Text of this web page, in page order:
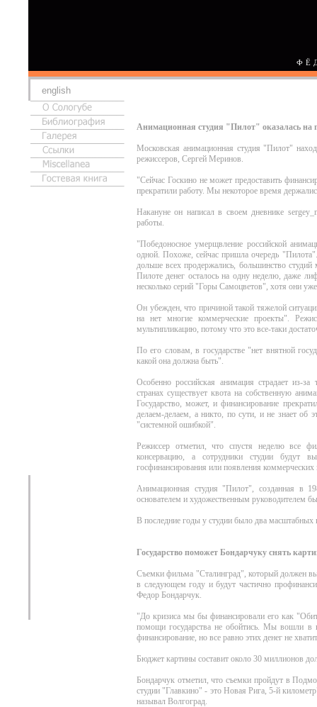
english
Анимационная студия "Пилот" оказалась на
Московская анимационная студия "Пилот"
режиссеров, Сергей Меринов.
"Сейчас Госкино не может предоставить
прекратили работу. Мы некоторое время
Накануне он написал в своем дневнике
работы.
"Победоносное умерщвление российской
одной. Похоже, сейчас пришла очередь
дольше всех продержались, большинство
Пилоте денег осталось на одну неделю, даже
несколько серий "Горы Самоцветов", хотя они
Он убежден, что причиной такой тяжелой
на нет многие коммерческие проекты".
мультипликацию, потому что это все-таки
По его словам, в государстве "нет внятной
какой она должна быть".
Особенно российская анимация страдает из-
странах существует квота на собственную
Государство, может, и финансирование
делаем-делаем, а никто, по сути, и не знает
"системной ошибкой".
Режиссер отметил, что спустя неделю все
консервацию, а сотрудники студии будут
госфинансирования или появления коммерческих
Анимационная студия "Пилот", созданная в
основателем и художественным руководителем
В последние годы у студии было два
Государство поможет Бондарчуку снять
Съемки фильма "Сталинград", который должен
в следующем году и будут частично
Федор Бондарчук.
"До кризиса мы бы финансировали его как
помощи государства не обойтись. Мы вошли в
финансирование, но все равно этих денег не
Бюджет картины составит около 30 миллионов
Бондарчук отметил, что съемки пройдут в
студии "Главкино" - это Новая Рига, 5-й
называл Волгоград.